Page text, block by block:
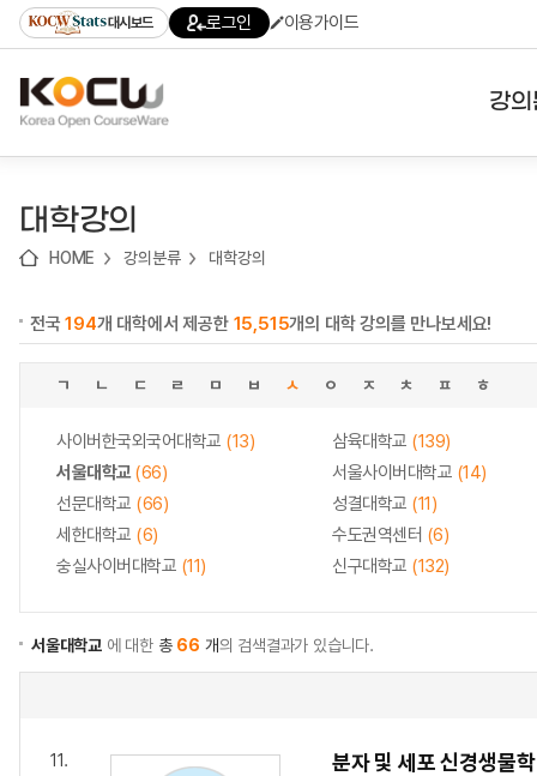
기
기
기
content)
가
대시보드 로그인 이용가이드
강
대학강의
HOME 강의분류 대학강의
전국194개 대학에서 제공한 15,515개의 대학 강의를 만나보세요!
ㄱ ㄴ ㄷ ㄹ ㅁ ㅂ ㅅ ㅇ ㅈ ㅊ ㅍ ㅎ
사이버한국외국어대학교 (13) 삼육대학교 (139)
서울대학교(66) 서울사이버대학교 (14)
선문대학교 (66) 성결대학교 (11)
세한대학교 (6) 수도권역센터 (6)
숭실사이버대학교 (11) 신구대학교 (132)
서울대학교 에 대한 총 66 개의 검색결과가 있습니다.
11. 분자 및 세포 신경생물학